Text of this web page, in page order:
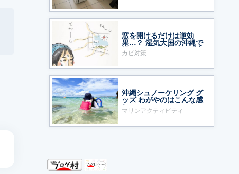
窓を開けるだけは逆効
果…？ 湿気大国の沖縄で
鍛えた、わが家のカビ対
策
カビ対策
沖縄シュノーケリング グ
ッズ わがやのはこんな感
じ
マリンアクティビティ